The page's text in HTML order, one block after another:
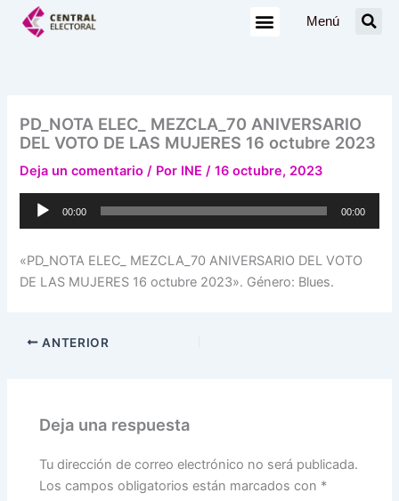
Menú
PD_NOTA ELEC_ MEZCLA_70 ANIVERSARIO
DEL VOTO DE LAS MUJERES 16 octubre 2023
Deja un comentario / Por INE/16 octubre, 2023
Reproductor
00:00 00:00
«PD_NOTA ELEC_ MEZCLA_70 ANIVERSARIO DEL VOTO
DE LAS MUJERES 16 octubre 2023». Género: Blues.
ANTERIOR
Deja una respuesta
Tu dirección de correo electrónico no será publicada.
Los campos obligatorios están marcados con *